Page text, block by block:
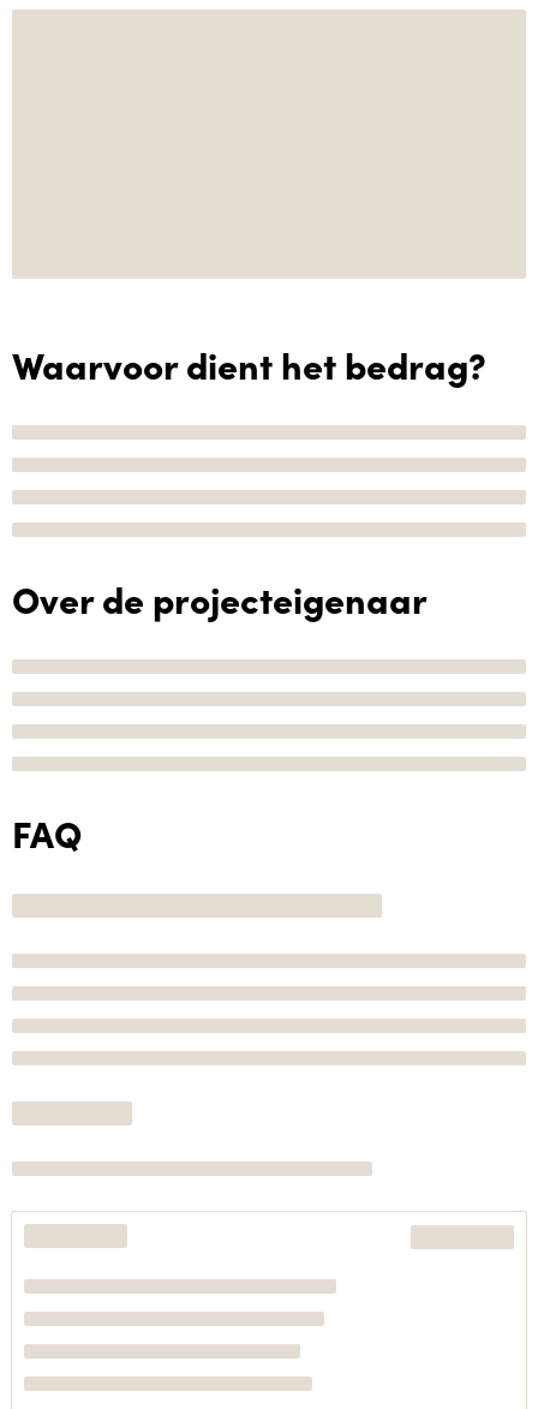
Waarvoor dient het bedrag?
Over de projecteigenaar
FAQ